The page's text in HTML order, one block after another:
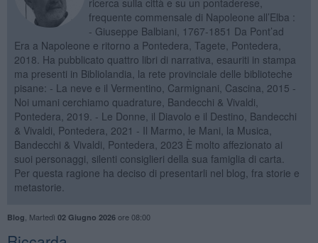
frequente commensale di Napoleone all’Elba :
- Giuseppe Balbiani, 1767-1851 Da Pont’ad
Era a Napoleone e ritorno a Pontedera, Tagete, Pontedera,
2018. Ha pubblicato quattro libri di narrativa, esauriti in stampa
ma presenti in Bibliolandia, la rete provinciale delle biblioteche
pisane: - La neve e il Vermentino, Carmignani, Cascina, 2015 -
Noi umani cerchiamo quadrature, Bandecchi & Vivaldi,
Pontedera, 2019. - Le Donne, il Diavolo e il Destino, Bandecchi
& Vivaldi, Pontedera, 2021 - Il Marmo, le Mani, la Musica,
Bandecchi & Vivaldi, Pontedera, 2023 È molto affezionato ai
suoi personaggi, silenti consiglieri della sua famiglia di carta.
Per questa ragione ha deciso di presentarli nel blog, fra storie e
metastorie.
Blog Martedì 02 Giugno 2026ore 08:00